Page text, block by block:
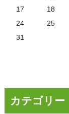
17
18
24
25
31
カテゴリー